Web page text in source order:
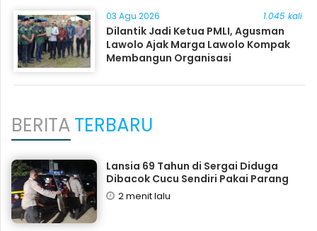
03 Agu 2026 1.045 kali
Dilantik Jadi Ketua PMLI, Agusman
Lawolo Ajak Marga Lawolo Kompak
Membangun Organisasi
BERITATERBARU
Lansia 69 Tahun di Sergai Diduga
Dibacok Cucu Sendiri Pakai Parang
2 menit lalu